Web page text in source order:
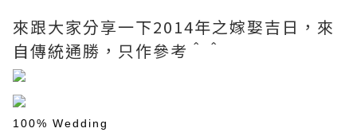
來跟大家分享一下2014年之嫁娶吉日，來
自傳統通勝，只作參考＾＾
100% Wedding